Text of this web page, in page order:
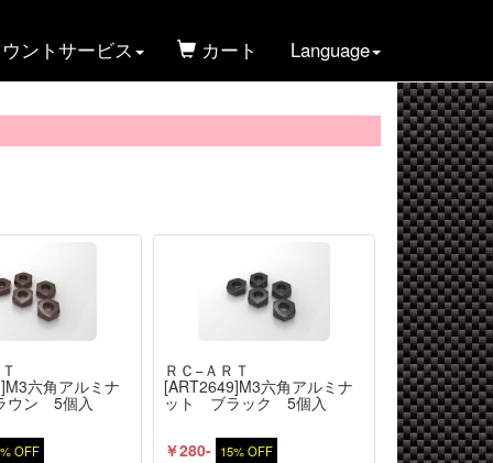
ントサービス カート Language
六角アルミナ
ウン 5個入
OFF
ＲＣ−ＡＲＴ
[ART2649]M3六角アルミナ
ット ブラック 5個入
￥280- 15% OFF